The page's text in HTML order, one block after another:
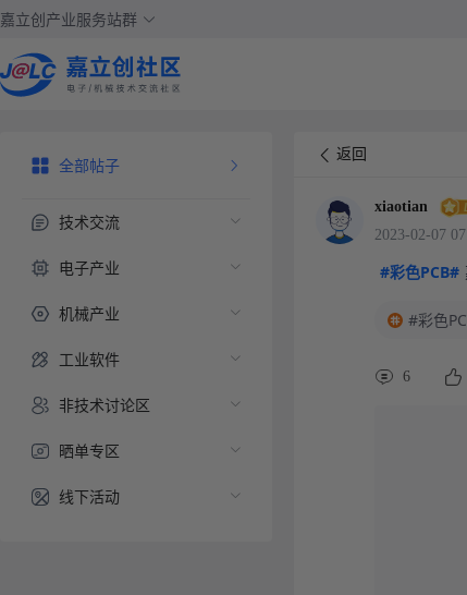
嘉立创产业服务站群
全部帖子
技术交流
电子产业
机械产业
工业软件
非技术讨论区
晒单专区
线下活动
返回
xiaotian
2023-02-07
#彩色PCB#
#彩色
6